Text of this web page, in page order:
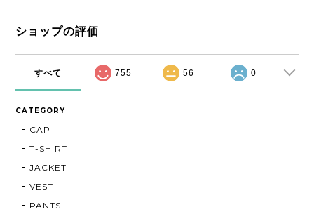
ショップの評価
すべて 755 56 0
CATEGORY
CAP
T-SHIRT
JACKET
VEST
PANTS